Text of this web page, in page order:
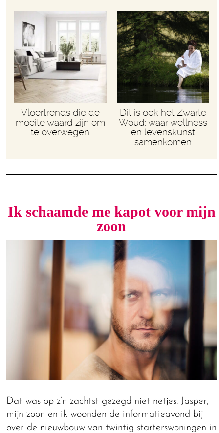
Vloertrends die de
moeite waard zijn om
te overwegen
Dit is ook het Zwarte
Woud: waar wellness
en levenskunst
samenkomen
Ik schaamde me kapot voor mijn
zoon
Dat was op z’n zachtst gezegd niet netjes. Jasper,
mijn zoon en ik woonden de informatieavond bij
over de nieuwbouw van twintig starterswoningen in